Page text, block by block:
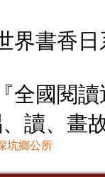
界書香
全國閱
讀、畫
坑鄉公所